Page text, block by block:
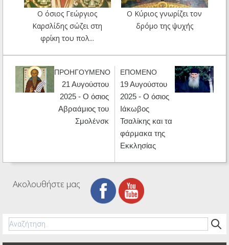
Ο όσιος Γεώργιος
Καρσλίδης σώζει στη
φρίκη του πολ...
Ο Κύριος γνωρίζει τον
δρόμο της ψυχής
ΠΡΟΗΓΟΥΜΕΝΟ
21 Αυγούστου
2025 - Ο όσιος
Αβραάμιος του
Σμολένσκ
ΕΠΟΜΕΝΟ
19 Αυγούστου
2025 - Ο όσιος
Ιάκωβος
Τσαλίκης και τα
φάρμακα της
Εκκλησίας
Ακολουθήστε μας